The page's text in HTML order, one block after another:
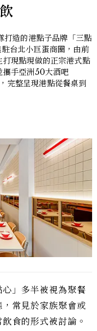
造的港點子品牌「三點
台北小巨蛋商圈，由前
現點現做的正宗港式點
攜手亞洲50大酒吧
完整呈現港點從餐桌到
」多半被視為聚餐
常見於家族聚會或
食的形式被討論。